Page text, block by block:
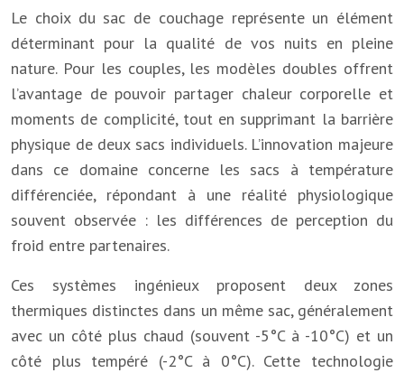
Le choix du sac de couchage représente un élément
déterminant pour la qualité de vos nuits en pleine
nature. Pour les couples, les modèles doubles offrent
l’avantage de pouvoir partager chaleur corporelle et
moments de complicité, tout en supprimant la barrière
physique de deux sacs individuels. L’innovation majeure
dans ce domaine concerne les sacs à température
différenciée, répondant à une réalité physiologique
souvent observée : les différences de perception du
froid entre partenaires.
Ces systèmes ingénieux proposent deux zones
thermiques distinctes dans un même sac, généralement
avec un côté plus chaud (souvent -5°C à -10°C) et un
côté plus tempéré (-2°C à 0°C). Cette technologie